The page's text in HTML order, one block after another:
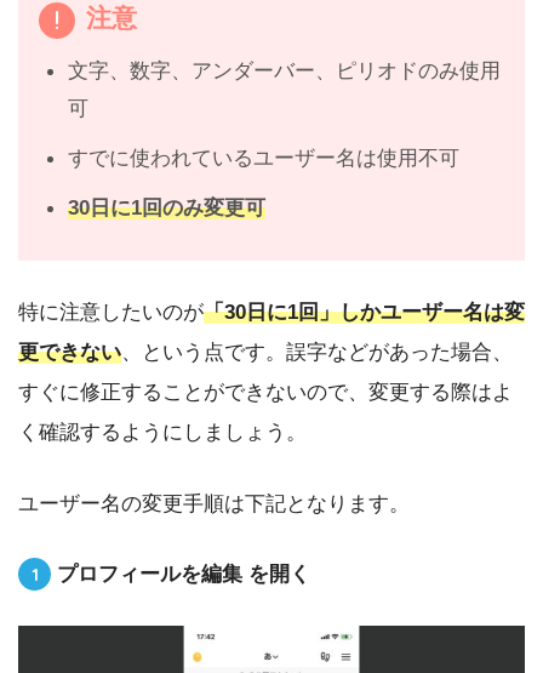
注意
文字、数字、アンダーバー、ピリオドのみ使用
可
すでに使われているユーザー名は使用不可
30日に1回のみ変更可
特に注意したいのが「30日に1回」しかユーザー名は変
更できない、という点です。誤字などがあった場合、
すぐに修正することができないので、変更する際はよ
く確認するようにしましょう。
ユーザー名の変更手順は下記となります。
1 プロフィールを編集 を開く